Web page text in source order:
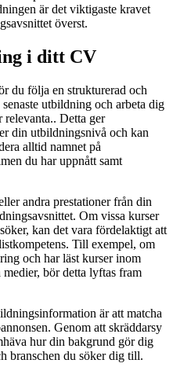
är det viktigaste kravet
överst.
i ditt CV
du följa en strukturerad och
utbildning och arbeta dig
Detta ger
din utbildningsnivå och kan
alltid namnet på
du har uppnått samt
andra prestationer från din
Om vissa kurser
kan det vara fördelaktigt att
Till exempel, om
och har läst kurser inom
bör detta lyftas fram
är att matcha
Genom att skräddarsy
hur din bakgrund gör dig
branschen du söker dig till.